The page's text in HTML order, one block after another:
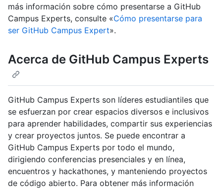
más información sobre cómo presentarse a GitHub
Campus Experts, consulte «Cómo presentarse para
ser GitHub Campus Expert».
Acerca de GitHub Campus Experts
GitHub Campus Experts son líderes estudiantiles que
se esfuerzan por crear espacios diversos e inclusivos
para aprender habilidades, compartir sus experiencias
y crear proyectos juntos. Se puede encontrar a
GitHub Campus Experts por todo el mundo,
dirigiendo conferencias presenciales y en línea,
encuentros y hackathones, y manteniendo proyectos
de código abierto. Para obtener más información